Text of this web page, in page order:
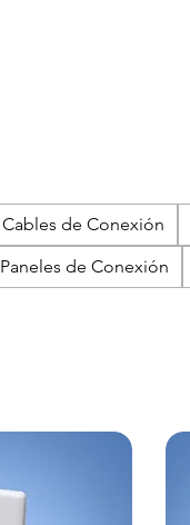
Cables de Conexión
Paneles de Conexión